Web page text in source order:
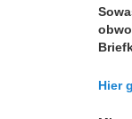
Hier